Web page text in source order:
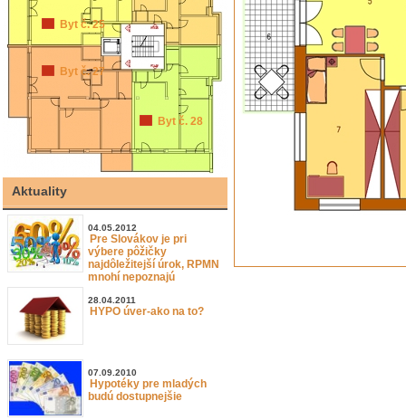
Byt č. 25
Byt č. 27
Byt č. 28
Aktuality
04.05.2012
Pre Slovákov je pri
výbere pôžičky
najdôležitejší úrok, RPMN
mnohí nepoznajú
28.04.2011
HYPO úver-ako na to?
07.09.2010
Hypotéky pre mladých
budú dostupnejšie